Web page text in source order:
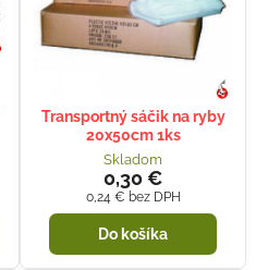
Transportný sáčik na ryby
20x50cm 1ks
Skladom
0,30 €
0,24 € bez DPH
Do košíka